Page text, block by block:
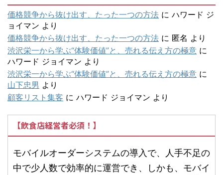
価格競争から抜け出す、たった一つの方法 に ハワード ジ
ョイマン より
価格競争から抜け出す、たった一つの方法 に 匿名 より
渋沢栄一から学ぶ“体験価値”と、売れる伝え方の極意 に
ハワード ジョイマン より
渋沢栄一から学ぶ“体験価値”と、売れる伝え方の極意 に
山下忠男 より
顧客リスト集客 に ハワード ジョイマン より
【飲食店経営者必須！】
モバイルオーダーシステムの導入で、人手不足の
中で少人数で効率的に運営でき、しかも、モバイ